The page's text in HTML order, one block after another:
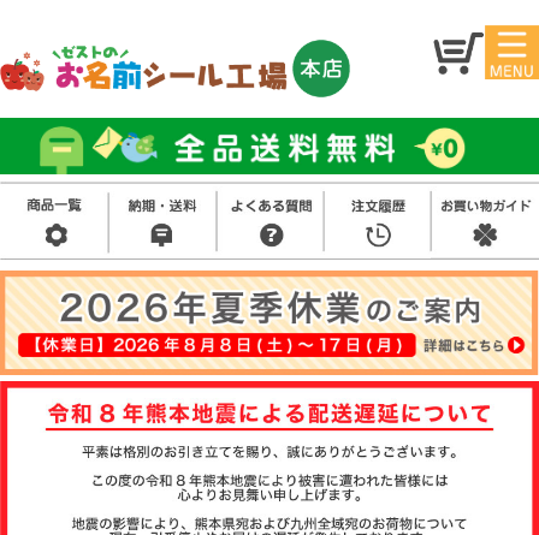
マイ
ジ
お名
前シ
ール
アイ
ロン
シー
ル
お買
い得
セッ
ト
スタ
ンプ
その
他